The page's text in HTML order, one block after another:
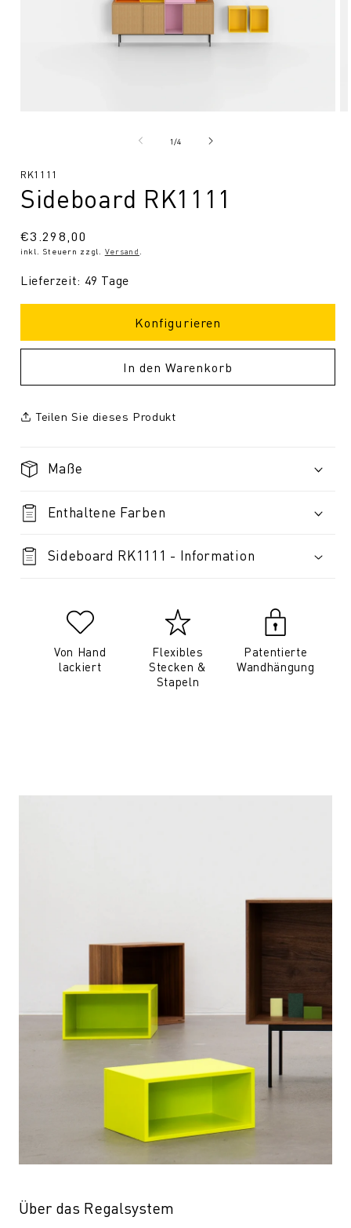
1/von
4
SKU:
RK1111
Sideboard RK1111
Normaler
Preis
€3.298,00
inkl. Steuern zzgl. Versand
Lieferzeit: 49 Tage
Konfigurieren
In den Warenkorb
Teilen Sie dieses Produkt
Maße
Enthaltene Farben
Sideboard RK1111 - Information
Von Hand
lackiert
Flexibles
Stecken &
Stapeln
Patentierte
Wandhängung
Über das Regalsystem